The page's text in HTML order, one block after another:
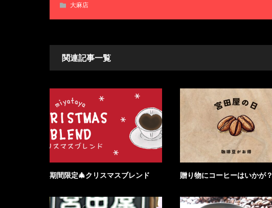
大麻店
関連記事一覧
期間限定🎄クリスマスブレンド 贈り物にコーヒーはいかが？